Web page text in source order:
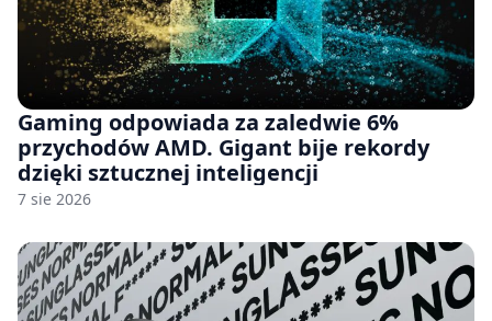
Gaming odpowiada za zaledwie 6%
przychodów AMD. Gigant bije rekordy
dzięki sztucznej inteligencji
7 sie 2026